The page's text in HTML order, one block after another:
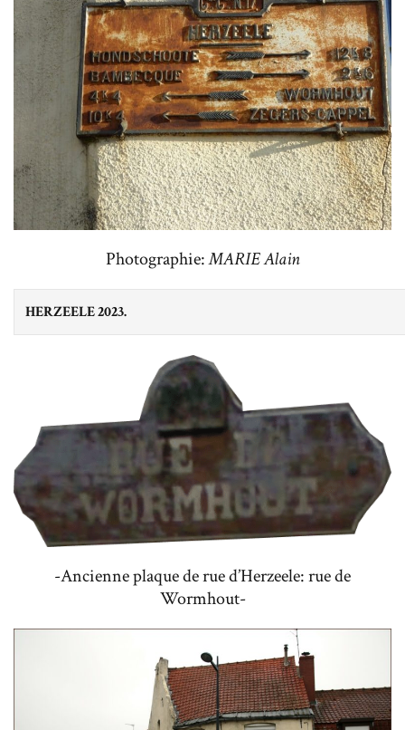
Photographie:MARIE Alain
HERZEELE 2023.
-Ancienne plaque de rue d’Herzeele: rue de
Wormhout-